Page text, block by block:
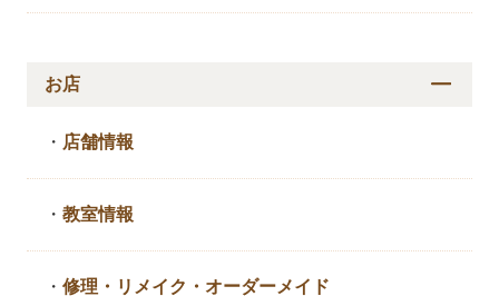
お店
・ 店舗情報
・教室情報
・修理・リメイク・ オーダーメイド